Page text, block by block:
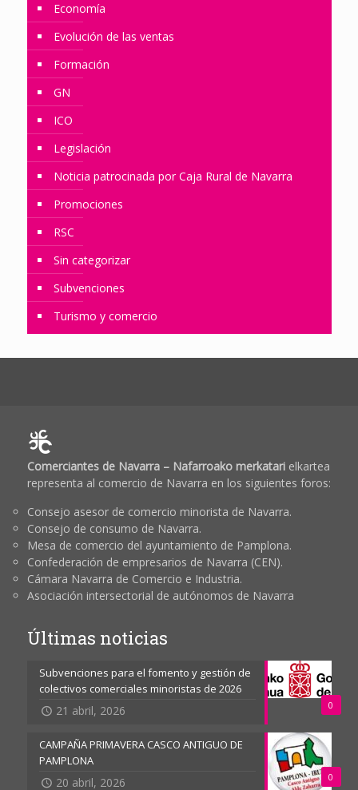
Economía
Evolución de las ventas
Formación
GN
ICO
Legislación
Noticia patrocinada por Caja Rural de Navarra
Promociones
RSC
Sin categorizar
Subvenciones
Turismo y comercio
Comerciantes de Navarra – Nafarroako merkatarielkartea
representa al comercio de Navarra en los siguientes foros:
Consejo asesor de comercio minorista de Navarra.
Consejo de consumo de Navarra.
Mesa de comercio del ayuntamiento de Pamplona.
Confederación de empresarios de Navarra (CEN).
Cámara Navarra de Comercio e Industria.
Asociación intersectorial de autónomos de Navarra
Últimas noticias
0
Subvenciones para el fomento y gestión de
colectivos comerciales minoristas de 2026
21 abril, 2026
0
CAMPAÑA PRIMAVERA CASCO ANTIGUO DE
PAMPLONA
20 abril, 2026